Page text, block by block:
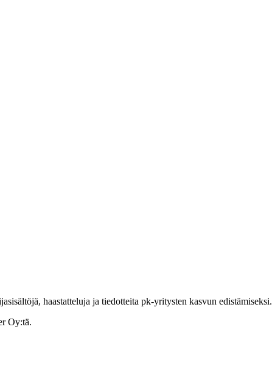
haastatteluja ja tiedotteita pk-yritysten kasvun edistämiseksi.
Oy:tä.